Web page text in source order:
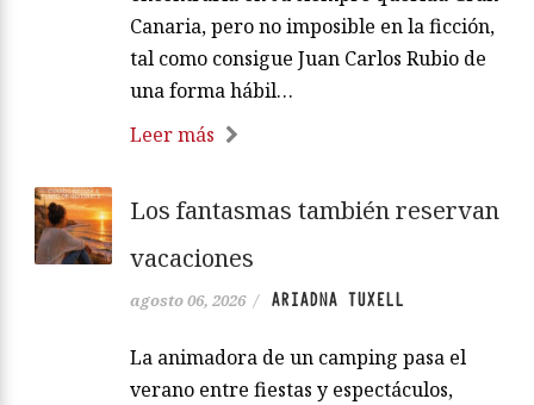
Canaria, pero no imposible en la ficción,
tal como consigue Juan Carlos Rubio de
una forma hábil…
Leer más
Los fantasmas también reservan
vacaciones
agosto 06, 2026 / ARIADNA TUXELL
La animadora de un camping pasa el
verano entre fiestas y espectáculos,